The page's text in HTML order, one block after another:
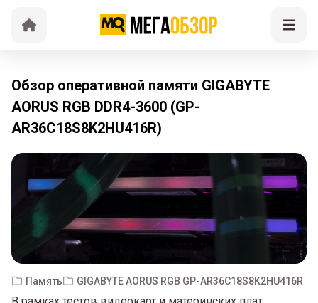
Обзор оперативной памяти GIGABYTE
AORUS RGB DDR4-3600 (GP-
AR36C18S8K2HU416R)
Память GIGABYTE AORUS RGB GP-AR36C18S8K2HU416R